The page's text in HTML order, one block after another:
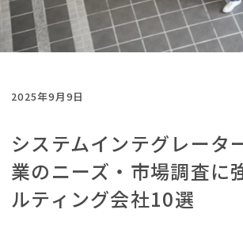
2025年9月9日
システムインテグレータ
業のニーズ・市場調査に
ルティング会社10選